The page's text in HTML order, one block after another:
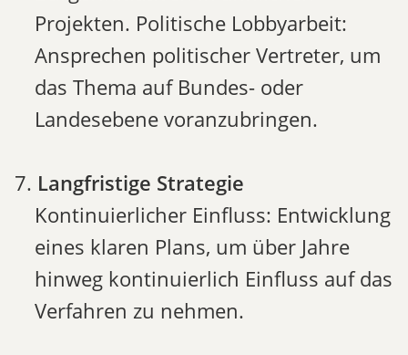
Projekten. Politische Lobbyarbeit:
Ansprechen politischer Vertreter, um
das Thema auf Bundes- oder
Landesebene voranzubringen.
Langfristige Strategie
Kontinuierlicher Einfluss: Entwicklung
eines klaren Plans, um über Jahre
hinweg kontinuierlich Einfluss auf das
Verfahren zu nehmen.